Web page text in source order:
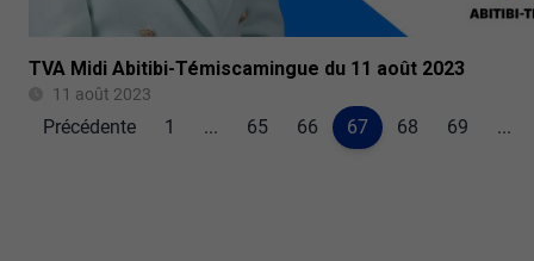
TVA Midi Abitibi-Témiscamingue du 11 août 2023
11 août 2023
Précédente 1 ... 65 66 67 68 69 ...